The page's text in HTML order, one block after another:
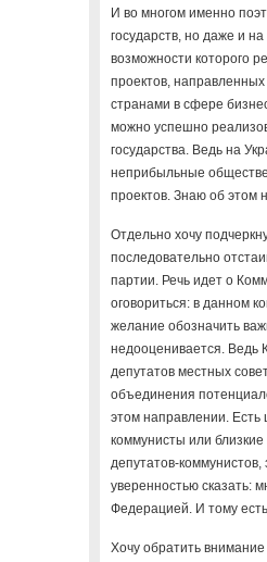
И во многом именно
государств, но даже и
возможности которого
проектов,
странами в сфере
можно успешно
государства. Ведь на
неприбыльные
проектов. Знаю об этом
Отдельно хочу
последовательно
партии. Речь идет о
оговориться: в данном
желание обозначить
недооценивается. Ведь
депутатов местных
объединения
этом направлении.
коммунисты или
депутатов-
уверенностью сказать:
Федерацией. И тому
Хочу обратить